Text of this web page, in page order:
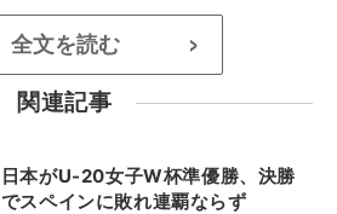
全文を読む >
関連記事
日本がU-20女子W杯準優勝、決勝
でスペインに敗れ連覇ならず